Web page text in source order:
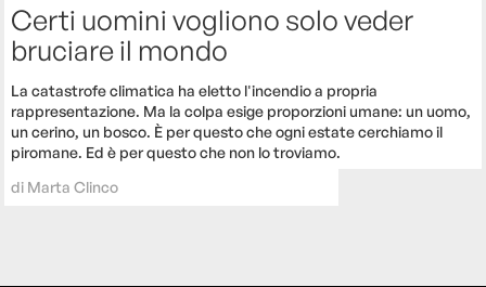
Certi uomini vogliono solo veder
bruciare il mondo
La catastrofe climatica ha eletto l'incendio a propria
rappresentazione. Ma la colpa esige proporzioni umane: un uomo,
un cerino, un bosco. È per questo che ogni estate cerchiamo il
piromane. Ed è per questo che non lo troviamo.
di Marta Clinco